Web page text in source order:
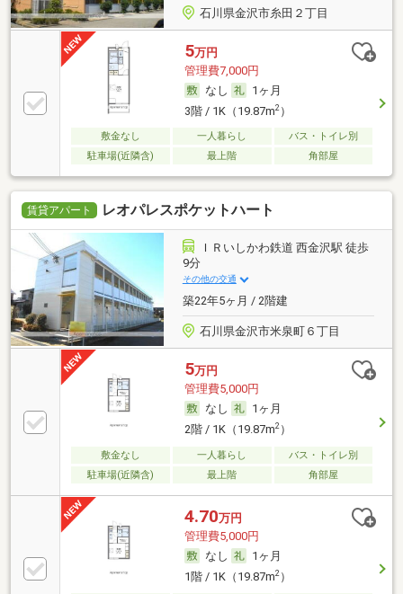
石川県金沢市糸田２丁目
5万円
管理費7,000円
なし
1ヶ月
3階 / 1K（19.87m2）
敷金なし 一人暮らし
バス・トイレ別
駐車場(近隣含)
最上階 角部屋
賃貸アパート レオパレスポケットハート
ＩＲいしかわ鉄道 西金沢駅 徒歩
9分
その他の交通
築22年5ヶ月 / 2階建
石川県金沢市米泉町６丁目
5万円
管理費5,000円
なし
1ヶ月
2階 / 1K（19.87m2）
敷金なし 一人暮らし
バス・トイレ別
駐車場(近隣含)
最上階 角部屋
4.70万円
管理費5,000円
なし
1ヶ月
1階 / 1K（19.87m2）